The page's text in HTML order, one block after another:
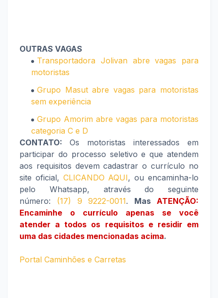
OUTRAS VAGAS
Transportadora Jolivan abre vagas para
motoristas
Grupo Masut abre vagas para motoristas
sem experiência
Grupo Amorim abre vagas para motoristas
categoria C e D
CONTATO: Os motoristas interessados em
participar do processo seletivo e que atendem
aos requisitos devem cadastrar o currículo no
site oficial, CLICANDO AQUI, ou encaminha-lo
pelo Whatsapp, através do seguinte
número: (17) 9 9222-0011. MasATENÇÃO:
Encaminhe o currículo apenas se você
atender a todos os requisitos e residir em
uma das cidades mencionadas acima.
Portal Caminhões e Carretas